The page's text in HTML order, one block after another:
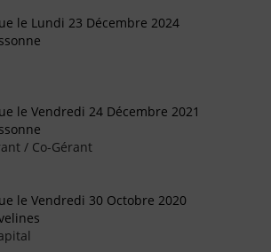
le Lundi 23 Décembre 2024
le Vendredi 24 Décembre 2021
/ Co-Gérant
le Vendredi 30 Octobre 2020